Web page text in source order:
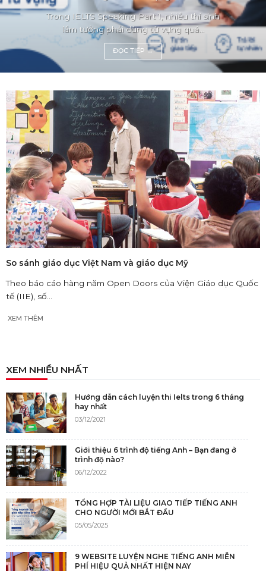
Trong IELTS Speaking Part 1, nhiều thí sinh
lầm tưởng phải dùng từ vựng quá...
ĐỌC TIẾP →
So sánh giáo dục Việt Nam và giáo dục Mỹ
Theo báo cáo hàng năm Open Doors của Viện Giáo dục Quốc
tế (IIE), số...
XEM THÊM
XEM NHIỀU NHẤT
Hướng dẫn cách luyện thi Ielts trong 6 tháng
hay nhất
03/12/2021
Giới thiệu 6 trình độ tiếng Anh – Bạn đang ở
trình độ nào?
06/12/2022
TỔNG HỢP TÀI LIỆU GIAO TIẾP TIẾNG ANH
CHO NGƯỜI MỚI BẮT ĐẦU
05/05/2025
9 WEBSITE LUYỆN NGHE TIẾNG ANH MIỄN
PHÍ HIỆU QUẢ NHẤT HIỆN NAY